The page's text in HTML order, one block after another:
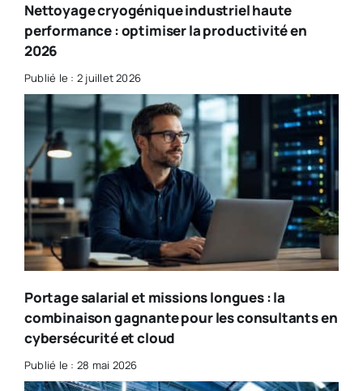
Nettoyage cryogénique industriel haute
performance : optimiser la productivité en
2026
Publié le : 2 juillet 2026
Portage salarial et missions longues : la
combinaison gagnante pour les consultants en
cybersécurité et cloud
Publié le : 28 mai 2026